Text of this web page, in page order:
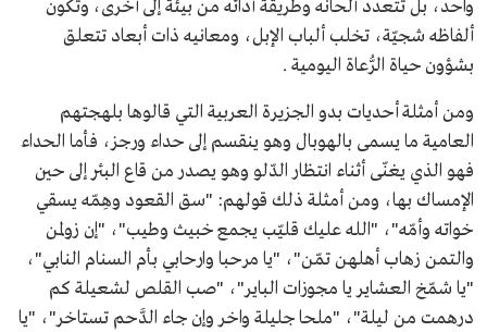
واحد، بل تتعدد ألحانه وطريقة أدائه من بيئة إلى أخرى، وتكون
ألفاظه شجيّة، تخلب ألباب الإبل، ومعانيه ذات أبعاد تتعلق
بشؤون حياة الرُّعاة اليومية .
ومن أمثلة أحديات بدو الجزيرة العربية التي قالوها بلهجتهم
العامية ما يسمى بالهوبال وهو ينقسم إلى حداء ورجز، فأما الحداء
فهو الذي يغنّى أثناء انتظار الدّلو وهو يصدر من قاع البئر إلى حين
الإمساك بها، ومن أمثلة ذلك قولهم: "سق القعود وهِمّه يسقي
خواته وأمّه"، "الله عليك قليّب يجمع خبيث وطيب"، "إن زولمن
والتمن زهاب أهلهن تمّن"، "يا مرحبا وارحابي بأم السنام النابي"،
"يا شمّخ العشاير يا مجوزات الباير"، "صب القلص لشعيلة كم
درهمت من ليلة"، "ملحا جليلة واخر وإن جاء الدَّحم تستاخر"، "يا